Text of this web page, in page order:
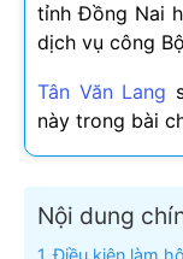
tỉnh Đồng Nai
dịch vụ công
Tân Văn Lang
này trong bài
Nội dung
Điều kiện làm